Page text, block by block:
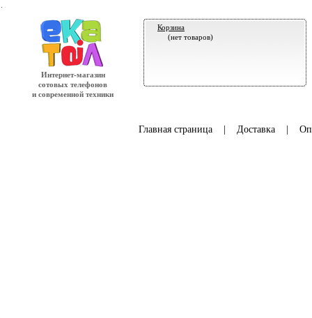
Интернет-магазин
сотовых телефонов
и современной техники
Корзина
(нет товаров)
Главная страница| Доставка|